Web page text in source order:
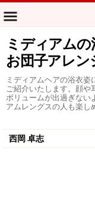
ミディアム
お団子アレン
ミディアムヘアの浴衣
ご紹介いたします。顔や
ボリュームが出過ぎない
アムレングスの人も楽し
西岡 卓志